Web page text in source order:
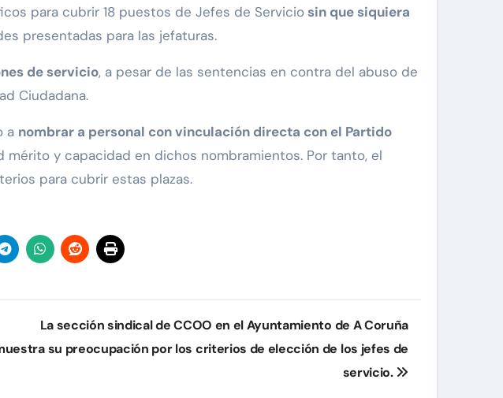
para cubrir 18 puestos de Jefes de Serviciosin que siquiera
presentadas para las jefaturas.
de servicio, a pesar de las sentencias en contra del abuso de
Ciudadana.
a nombrar a personal con vinculación directa con el Partido
y capacidad en dichos nombramientos. Por tanto, el
para cubrir estas plazas.
La sección sindical de CCOO en el Ayuntamiento de A Coruña
su preocupación por los criterios de elección de los jefes de
servicio.